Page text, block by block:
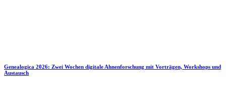
Genealogica 2026: Zwei Wochen digitale Ahnenforschung mit Vorträgen, Workshops und
Austausch